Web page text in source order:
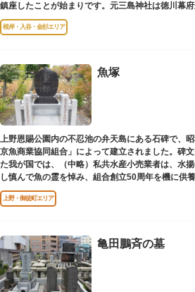
鎮座したことが始まりです。元三島神社は徳川幕
御用地となったために上野から浅草へ移転し、現在
根岸・入谷・金杉エリア
魚塚
上野恩賜公園内の不忍池の弁天島にある石碑で、
京魚商業協同組合」によって建立されました。碑
た我が国では、（中略）私共水産小売業者は、水
し慎んで魚の霊を悼み、組合創立50周年を機に供
す」とあります。
上野・御徒町エリア
亀田鵬斉の墓